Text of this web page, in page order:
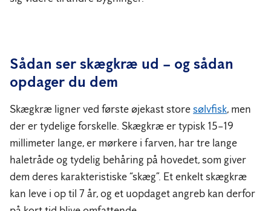
Sådan ser skægkræ ud – og sådan
opdager du dem
Skægkræ ligner ved første øjekast storesølvfisk, men
der er tydelige forskelle. Skægkræ er typisk 15–19
millimeter lange, er mørkere i farven, har tre lange
haletråde og tydelig behåring på hovedet, som giver
dem deres karakteristiske “skæg”. Et enkelt skægkræ
kan leve i op til 7 år, og et uopdaget angreb kan derfor